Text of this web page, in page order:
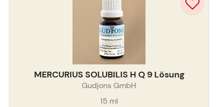
MERCURIUS SOLUBILIS H Q 9 Lösung
Gudjons GmbH
15 ml